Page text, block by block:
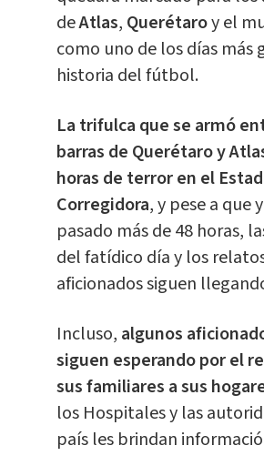
deAtlas, Querétaroy el
como uno de los días más
historia del fútbol.
La trifulca que se armó
barras de Querétaro y
horas de terror en el
Corregidora, y pese a que
pasado más de 48 horas,
del fatídico día y los
aficionados siguen
Incluso, algunos
siguen esperando por el
sus familiares a sus
los Hospitales y las
país les brindan